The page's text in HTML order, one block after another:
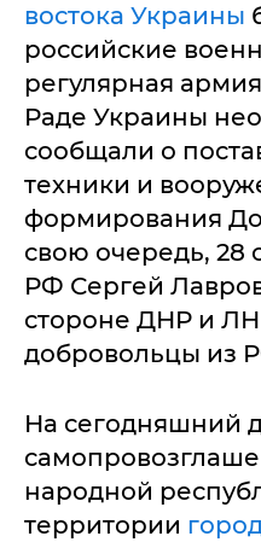
востока Украины
российские
регулярная
Раде Украины
сообщали о
техники и
формирования
свою очередь, 28
РФ Сергей
стороне ДНР и
добровольцы из
На сегодняшний
народной
территории